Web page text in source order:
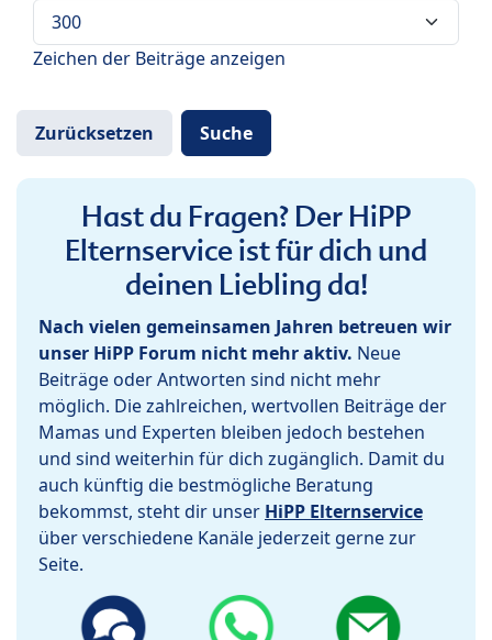
Zeichen der Beiträge anzeigen
Hast du Fragen? Der HiPP
Elternservice ist für dich und
deinen Liebling da!
Nach vielen gemeinsamen Jahren betreuen wir
unser HiPP Forum nicht mehr aktiv. Neue
Beiträge oder Antworten sind nicht mehr
möglich. Die zahlreichen, wertvollen Beiträge der
Mamas und Experten bleiben jedoch bestehen
und sind weiterhin für dich zugänglich. Damit du
auch künftig die bestmögliche Beratung
bekommst, steht dir unser HiPP Elternservice
über verschiedene Kanäle jederzeit gerne zur
Seite.